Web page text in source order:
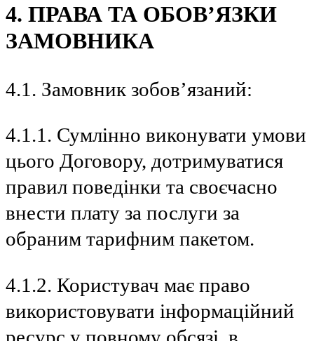
4. ПРАВА ТА ОБОВ’ЯЗКИ
ЗАМОВНИКА
4.1. Замовник зобов’язаний:
4.1.1. Сумлінно виконувати умови
цього Договору, дотримуватися
правил поведінки та своєчасно
внести плату за послуги за
обраним тарифним пакетом.
4.1.2. Користувач має право
використовувати інформаційний